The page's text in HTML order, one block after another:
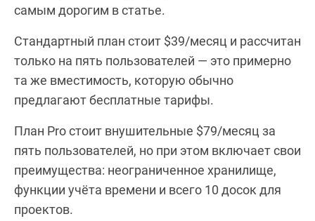
самым дорогим в статье.
Стандартный план стоит $39/месяц и рассчитан
только на пять пользователей — это примерно
та же вместимость, которую обычно
предлагают бесплатные тарифы.
План Pro стоит внушительные $79/месяц за
пять пользователей, но при этом включает свои
преимущества: неограниченное хранилище,
функции учёта времени и всего 10 досок для
проектов.